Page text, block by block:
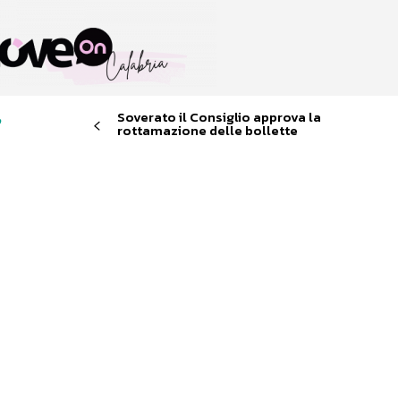
Soverato il Consiglio approva la
rottamazione delle bollette